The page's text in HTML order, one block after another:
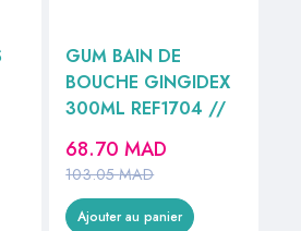
GUM BAIN DE
BOUCHE GINGIDEX
300ML REF1704 //
103.05MAD
68.70MAD
Ajouter au panier